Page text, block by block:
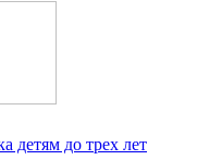
детям до трех лет